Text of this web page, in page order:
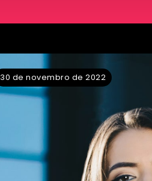
30 de novembro de 2022